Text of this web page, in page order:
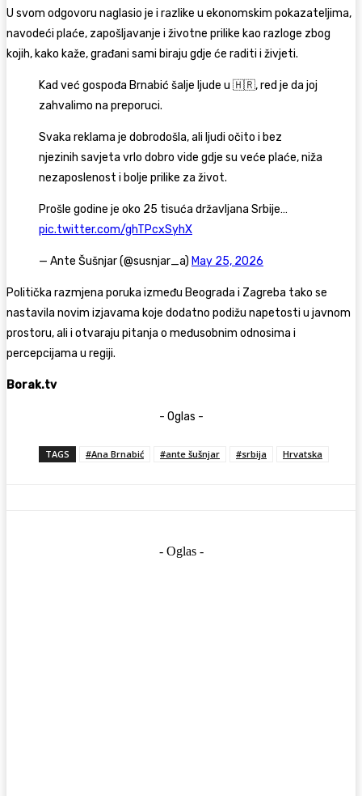
U svom odgovoru naglasio je i razlike u ekonomskim pokazateljima,
navodeći plaće, zapošljavanje i životne prilike kao razloge zbog
kojih, kako kaže, građani sami biraju gdje će raditi i živjeti.
Kad već gospođa Brnabić šalje ljude u 🇭🇷, red je da joj
zahvalimo na preporuci.
Svaka reklama je dobrodošla, ali ljudi očito i bez
njezinih savjeta vrlo dobro vide gdje su veće plaće, niža
nezaposlenost i bolje prilike za život.
Prošle godine je oko 25 tisuća državljana Srbije…
pic.twitter.com/ghTPcxSyhX
— Ante Šušnjar (@susnjar_a) May 25, 2026
Politička razmjena poruka između Beograda i Zagreba tako se
nastavila novim izjavama koje dodatno podižu napetosti u javnom
prostoru, ali i otvaraju pitanja o međusobnim odnosima i
percepcijama u regiji.
Borak.tv
- Oglas -
TAGS #Ana Brnabić #ante šušnjar #srbija Hrvatska
- Oglas -